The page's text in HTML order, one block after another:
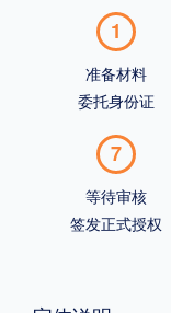
1
准备材料
委托身份证
7
等待审核
签发正式授权